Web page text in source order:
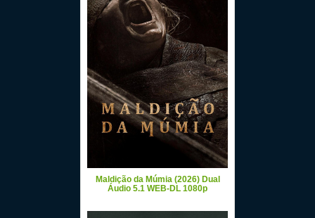
Maldição da Múmia (2026) Dual
Áudio 5.1 WEB-DL 1080p